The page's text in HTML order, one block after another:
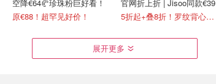
空降€64🥐珍珠粉巨好看！
原€88！超罕见好价！
官网折上折 | Jisoo同款€39
5折起+叠8折！罗纹背心€23
展开更多